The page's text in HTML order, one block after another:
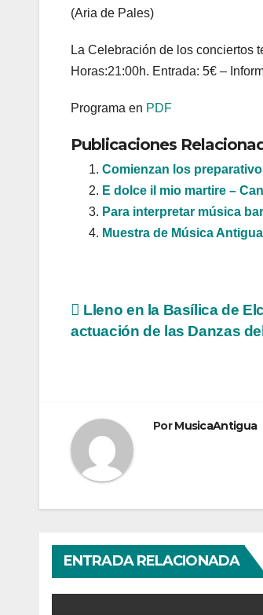
(Aria de Pales)
La Celebración de los conciertos
Horas:21:00h. Entrada: 5€ –
Programa en PDF
Publicaciones
Comienzan los
E dolce il mio martire –
Para interpretar música
Muestra de Música
Navegación
Lleno en la Basílica de
actuación de las Danzas
PorMusicaAntigua
ENTRADA RELACIONADA